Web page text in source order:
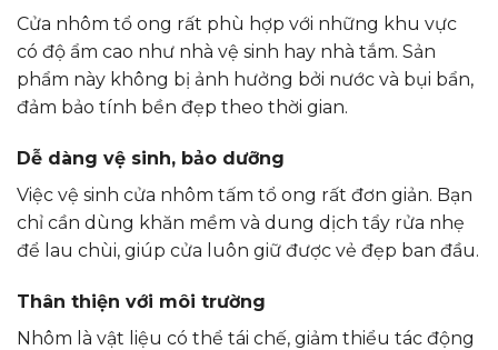
Cửa nhôm tổ ong rất phù hợp với những khu vực
có độ ẩm cao như nhà vệ sinh hay nhà tắm. Sản
phẩm này không bị ảnh hưởng bởi nước và bụi bẩn,
đảm bảo tính bền đẹp theo thời gian.
Dễ dàng vệ sinh, bảo dưỡng
Việc vệ sinh cửa nhôm tấm tổ ong rất đơn giản. Bạn
chỉ cần dùng khăn mềm và dung dịch tẩy rửa nhẹ
để lau chùi, giúp cửa luôn giữ được vẻ đẹp ban đầu.
Thân thiện với môi trường
Nhôm là vật liệu có thể tái chế, giảm thiểu tác động